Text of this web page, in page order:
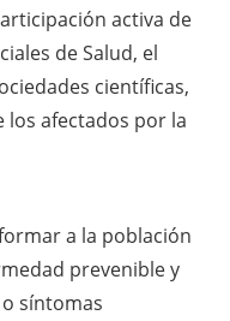
activa de
de Salud, el
científicas,
los afectados por la
a la población
prevenible y
síntomas